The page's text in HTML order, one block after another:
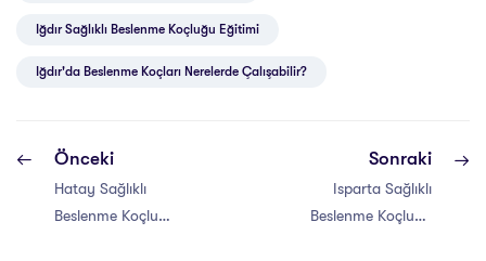
Iğdır Sağlıklı Beslenme Koçluğu Eğitimi
Iğdır'da Beslenme Koçları Nerelerde Çalışabilir?
Önceki
Hatay Sağlıklı
Beslenme Koçluğu
Sonraki
Isparta Sağlıklı
Beslenme Koçluğu